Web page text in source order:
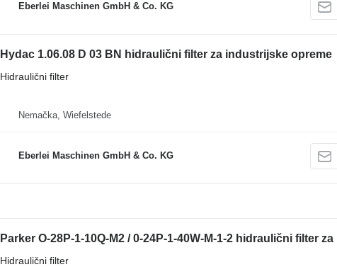
Eberlei Maschinen GmbH & Co. KG
Hydac 1.06.08 D 03 BN hidraulični filter za industrijske opreme
Hidraulični filter
Nemačka, Wiefelstede
Eberlei Maschinen GmbH & Co. KG
Parker O-28P-1-10Q-M2 / 0-24P-1-40W-M-1-2 hidraulični filter
Hidraulični filter